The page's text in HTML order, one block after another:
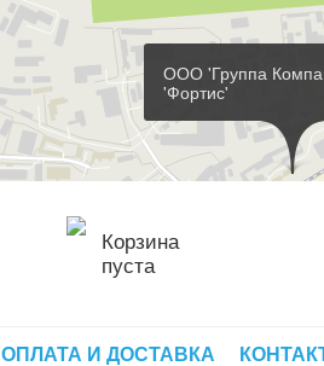
ООО 'Группа
'Фортис'
Корзина
пуста
ОПЛАТА И ДОСТАВКА